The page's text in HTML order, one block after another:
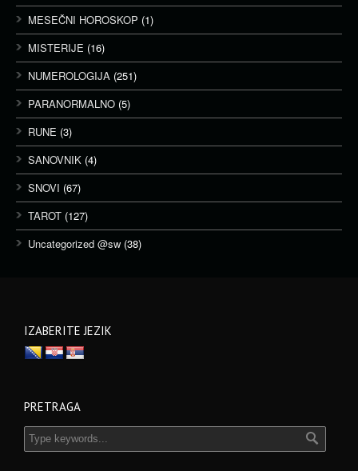
MESEČNI HOROSKOP (1)
MISTERIJE (16)
NUMEROLOGIJA (251)
PARANORMALNO (5)
RUNE (3)
SANOVNIK (4)
SNOVI (67)
TAROT (127)
Uncategorized @sw (38)
IZABERITE JEZIK
PRETRAGA